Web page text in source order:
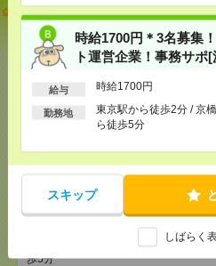
時給1700円＊3名募集
ト運営企業！事務サポ
給与 時給1700円
勤務地
東京駅から徒歩2分 / 京
ら徒歩5分
スキップ
しばらく
《完全在宅×時短日短OK》W
用サポート[派遣]
[給 与]
時給2100～2200円＋交
交通費支給(規定有り)
[勤務地]新宿御苑前駅から徒歩3分
から徒歩4分
時給1700円＊3名募集！＼完
業！事務サポ[派遣]
東京駅から徒歩2分 /京橋(東京
歩5分